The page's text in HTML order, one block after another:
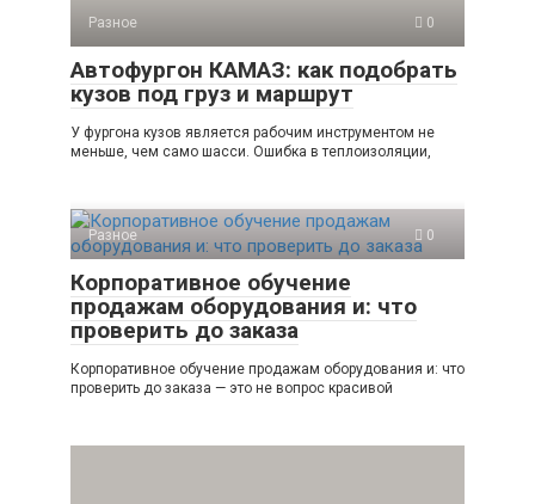
Разное 0
Автофургон КАМАЗ: как подобрать
кузов под груз и маршрут
У фургона кузов является рабочим инструментом не
меньше, чем само шасси. Ошибка в теплоизоляции,
Разное 0
Корпоративное обучение
продажам оборудования и: что
проверить до заказа
Корпоративное обучение продажам оборудования и: что
проверить до заказа — это не вопрос красивой